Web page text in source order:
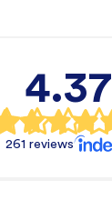
4.37
261 reviews